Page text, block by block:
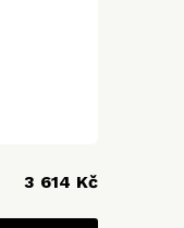
3 614 Kč